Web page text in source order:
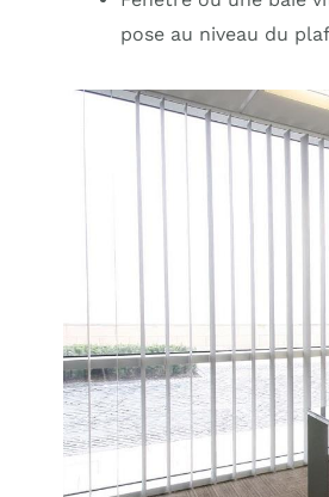
pose au niveau du